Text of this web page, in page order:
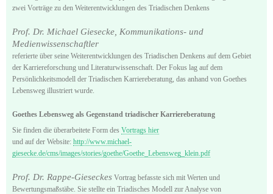
zwei Vorträge zu den Weiterentwicklungen des Triadischen Denkens
Prof. Dr. Michael Giesecke, Kommunikations- und
Medienwissenschaftler
referierte über seine Weiterentwicklungen des Triadischen Denkens auf dem Gebiet
der Karriereforschung und Literaturwissenschaft. Der Fokus lag auf dem
Persönlichkeitsmodell der Triadischen Karriereberatung, das anhand von Goethes
Lebensweg illustriert wurde.
Goethes Lebensweg als Gegenstand triadischer Karriereberatung
Sie finden die überarbeitete Form des Vortrags hier
und auf der Website: http://www.michael-
giesecke.de/cms/images/stories/goethe/Goethe_Lebensweg_klein.pdf
Prof. Dr. Rappe-Gieseckes Vortrag befasste sich mit Werten und
Bewertungsmaßstäbe. Sie stellte ein Triadisches Modell zur Analyse von